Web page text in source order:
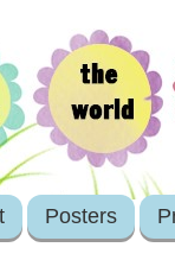
Posters